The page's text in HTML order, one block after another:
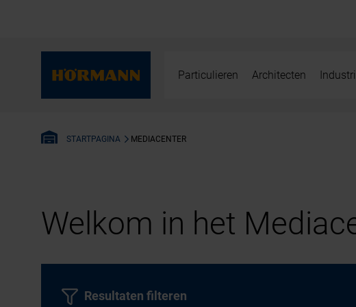
Particulieren Architecten
STARTPAGINA MEDIACENTER
Welkom in het
Resultaten filteren